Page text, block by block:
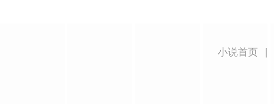
小说首页